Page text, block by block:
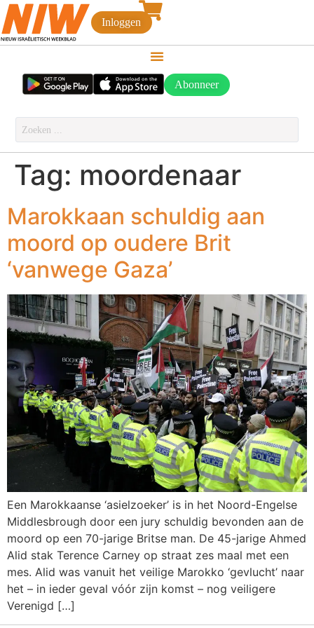
Inloggen
Abonneer
Tag: moordenaar
Marokkaan schuldig aan
moord op oudere Brit
‘vanwege Gaza’
Een Marokkaanse ‘asielzoeker’ is in het Noord-Engelse
Middlesbrough door een jury schuldig bevonden aan de
moord op een 70-jarige Britse man. De 45-jarige Ahmed
Alid stak Terence Carney op straat zes maal met een
mes. Alid was vanuit het veilige Marokko ‘gevlucht’ naar
het – in ieder geval vóór zijn komst – nog veiligere
Verenigd […]